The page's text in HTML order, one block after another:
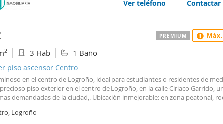
Muy céntrico, con excelente comunicación y todos los servicios cerca.
para parejas. - No se admiten mascotas. - Se requieren dos meses de fianza.
al 941 289 945 o visítanos en Inmobiliaria Iberia para más información.
Ver teléfono Contactar
2 3 Hab 1 Baño
piso ascensor Centro
en el centro de Logroño, ideal para estudiantes o residentes de
piso exterior en el centro de Logroño, en la calle Ciriaco Garrido,
demandadas de la ciudad,. Ubicación inmejorable: en zona peatonal,
La vivienda, de 88 m², se encuentra en una quinta planta con ascensor
Logroño
PREMIUM